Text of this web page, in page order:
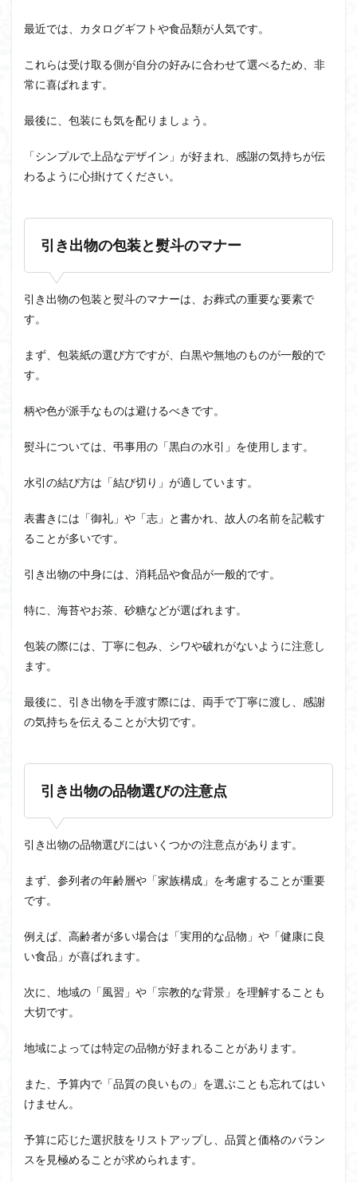
最近では、カタログギフトや食品類が人気です。
これらは受け取る側が自分の好みに合わせて選べるため、非
常に喜ばれます。
最後に、包装にも気を配りましょう。
「シンプルで上品なデザイン」が好まれ、感謝の気持ちが伝
わるように心掛けてください。
引き出物の包装と熨斗のマナー
引き出物の包装と熨斗のマナーは、お葬式の重要な要素で
す。
まず、包装紙の選び方ですが、白黒や無地のものが一般的で
す。
柄や色が派手なものは避けるべきです。
熨斗については、弔事用の「黒白の水引」を使用します。
水引の結び方は「結び切り」が適しています。
表書きには「御礼」や「志」と書かれ、故人の名前を記載す
ることが多いです。
引き出物の中身には、消耗品や食品が一般的です。
特に、海苔やお茶、砂糖などが選ばれます。
包装の際には、丁寧に包み、シワや破れがないように注意し
ます。
最後に、引き出物を手渡す際には、両手で丁寧に渡し、感謝
の気持ちを伝えることが大切です。
引き出物の品物選びの注意点
引き出物の品物選びにはいくつかの注意点があります。
まず、参列者の年齢層や「家族構成」を考慮することが重要
です。
例えば、高齢者が多い場合は「実用的な品物」や「健康に良
い食品」が喜ばれます。
次に、地域の「風習」や「宗教的な背景」を理解することも
大切です。
地域によっては特定の品物が好まれることがあります。
また、予算内で「品質の良いもの」を選ぶことも忘れてはい
けません。
予算に応じた選択肢をリストアップし、品質と価格のバラン
スを見極めることが求められます。